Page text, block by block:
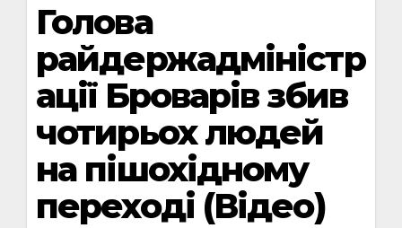
Голова
райдержадміністр
ації Броварів збив
чотирьох людей
на пішохідному
переході (Відео)